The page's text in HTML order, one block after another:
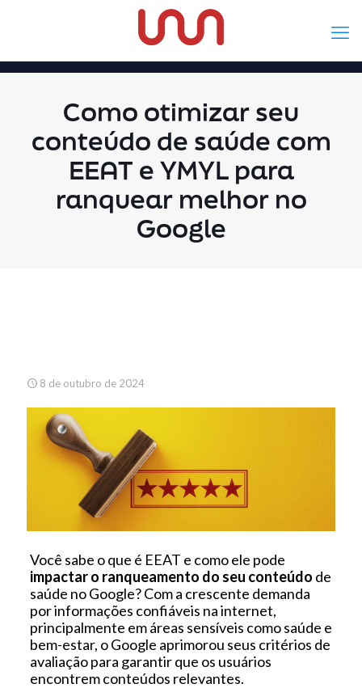
Como otimizar seu
conteúdo de saúde com
EEAT e YMYL para
ranquear melhor no
Google
8 de outubro de 2024
Você sabe o que é EEAT e como ele pode
impactar o ranqueamento do seu conteúdo de
saúde no Google? Com a crescente demanda
por informações confiáveis na internet,
principalmente em áreas sensíveis como saúde e
bem-estar, o Google aprimorou seus critérios de
avaliação para garantir que os usuários
encontrem conteúdos relevantes.